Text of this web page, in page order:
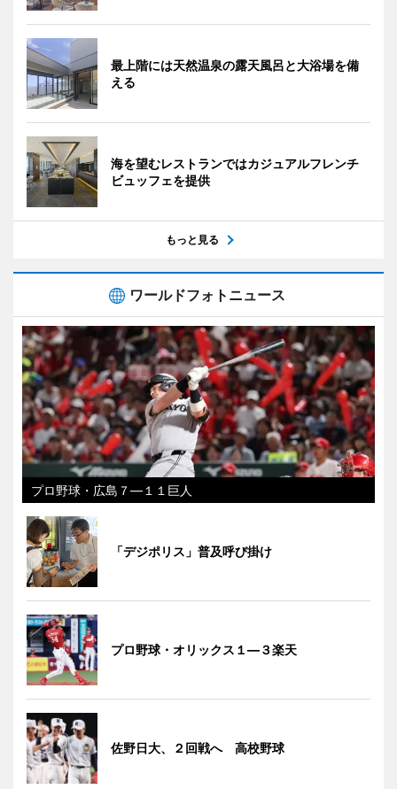
最上階には天然温泉の露天風呂と大浴場を備
える
海を望むレストランではカジュアルフレンチ
ビュッフェを提供
もっと見る
ワールドフォトニュース
プロ野球・広島７―１１巨人
「デジポリス」普及呼び掛け
プロ野球・オリックス１―３楽天
佐野日大、２回戦へ 高校野球